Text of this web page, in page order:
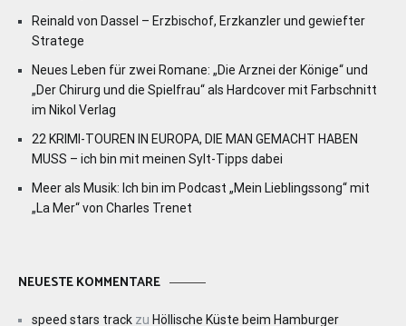
Reinald von Dassel – Erzbischof, Erzkanzler und gewiefter
Stratege
Neues Leben für zwei Romane: „Die Arznei der Könige“ und
„Der Chirurg und die Spielfrau“ als Hardcover mit Farbschnitt
im Nikol Verlag
22 KRIMI-TOUREN IN EUROPA, DIE MAN GEMACHT HABEN
MUSS – ich bin mit meinen Sylt-Tipps dabei
Meer als Musik: Ich bin im Podcast „Mein Lieblingssong“ mit
„La Mer“ von Charles Trenet
NEUESTE KOMMENTARE
speed stars track zu Höllische Küste beim Hamburger